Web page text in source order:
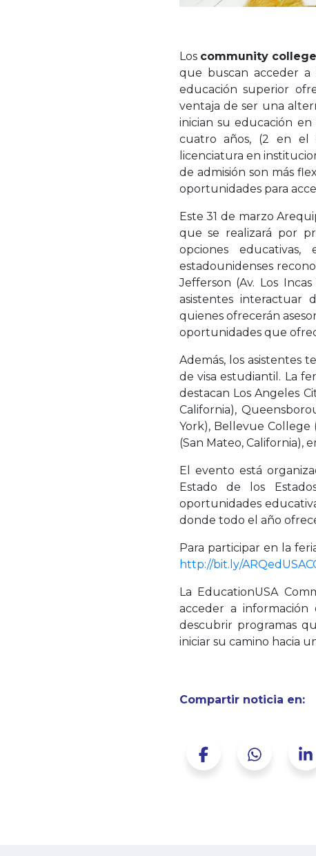
Los community
que buscan acceder a
educación superior
ventaja de ser una
inician su educación en
cuatro años, (2 en el
licenciatura en
de admisión son más
oportunidades para
Este 31 de marzo
que se realizará por
opciones
estadounidenses
Jefferson (Av. Los
asistentes interactuar
quienes ofrecerán
oportunidades que
Además, los asistentes
de visa estudiantil. La
destacan Los Angeles
California),
York), Bellevue
(San Mateo, California),
El evento está
Estado de los
oportunidades
donde todo el año
Para participar en la
http://bit.ly/
La EducationUSA
acceder a información
descubrir programas
iniciar su camino hacia
Compartir noticia en: